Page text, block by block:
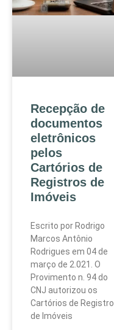
Recepção de
documentos
eletrônicos
pelos
Cartórios de
Registros de
Imóveis
Escrito por Rodrigo
Marcos Antônio
Rodrigues em 04 de
março de 2.021. O
Provimento n. 94 do
CNJ autorizou os
Cartórios de Registro
de Imóveis